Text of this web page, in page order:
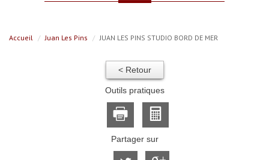
Accueil Juan Les Pins JUAN LES PINS STUDIO BORD DE MER
< Retour
Outils pratiques
Partager sur